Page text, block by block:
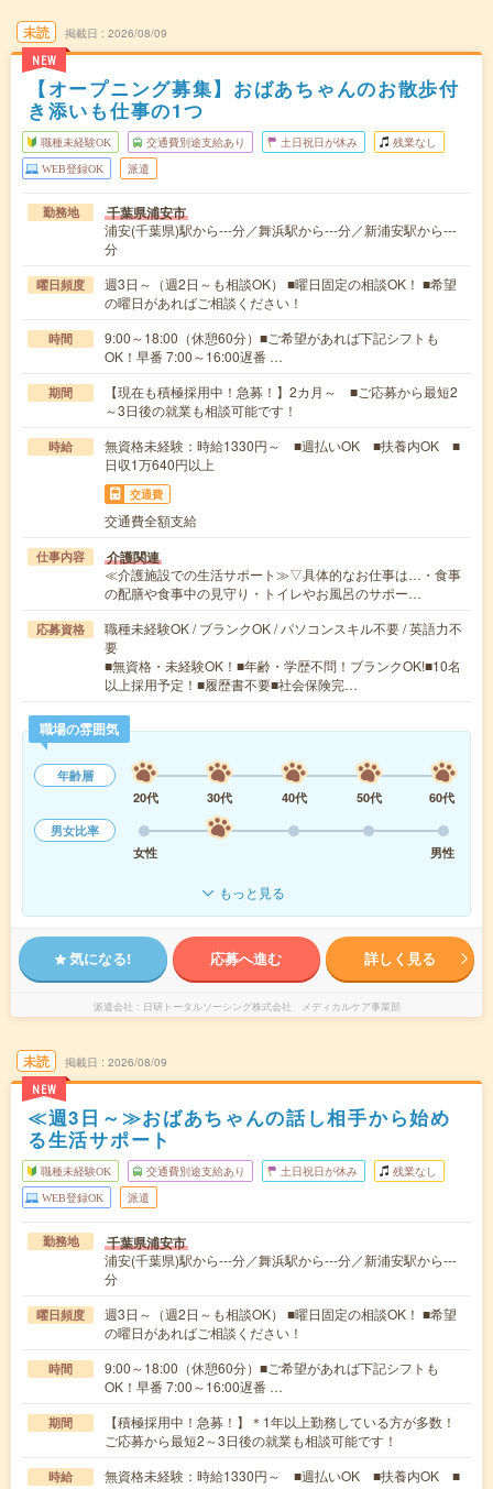
未読
NEW
掲載日 2026/08/09
【オープニング募集】おばあちゃんのお散歩付
き添いも仕事の1つ
職種未経験OK 交通費別途支給あり 土日祝日が休み 残業なし
WEB登録OK 派遣
勤務地 千葉県浦安市
浦安(千葉県)駅から---分／舞浜駅から---分／新浦安駅から---
分
曜日頻度
週3日～（週2日～も相談OK） ■曜日固定の相談OK！ ■希望
の曜日があればご相談ください！
時間
9:00～18:00（休憩60分）■ご希望があれば下記シフトも
OK！早番 7:00～16:00遅番 …
期間
【現在も積極採用中！急募！】2カ月～ ■ご応募から最短2
～3日後の就業も相談可能です！
時給
無資格未経験：時給1330円～ ■週払いOK ■扶養内OK ■
日収1万640円以上
交通費
交通費全額支給
仕事内容 介護関連
≪介護施設での生活サポート≫▽具体的なお仕事は…・食事
の配膳や食事中の見守り・トイレやお風呂のサポー…
応募資格
職種未経験OK / ブランクOK / パソコンスキル不要 / 英語力不
要
■無資格・未経験OK！■年齢・学歴不問！ブランクOK!■10名
以上採用予定！■履歴書不要■社会保険完…
職場の雰囲気
年齢層
20代
30代 40代 50代
60代
男女比率
女性
男性
もっと見る
気になる! 応募へ進む 詳しく見る
派遣会社 日研トータルソーシング株式会社 メディカルケア事業部
未読
NEW
掲載日 2026/08/09
≪週3日～≫おばあちゃんの話し相手から始め
る生活サポート
職種未経験OK 交通費別途支給あり 土日祝日が休み 残業なし
WEB登録OK 派遣
勤務地 千葉県浦安市
浦安(千葉県)駅から---分／舞浜駅から---分／新浦安駅から---
分
曜日頻度
週3日～（週2日～も相談OK） ■曜日固定の相談OK！ ■希望
の曜日があればご相談ください！
時間
9:00～18:00（休憩60分）■ご希望があれば下記シフトも
OK！早番 7:00～16:00遅番 …
期間
【積極採用中！急募！】＊1年以上勤務している方が多数！
ご応募から最短2～3日後の就業も相談可能です！
時給
無資格未経験：時給1330円～ ■週払いOK ■扶養内OK ■